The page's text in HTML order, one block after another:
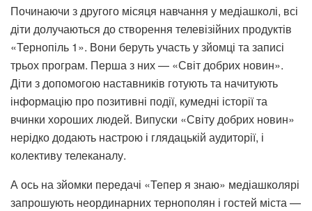
Починаючи з другого місяця навчання у медіашколі, всі
діти долучаються до створення телевізійних продуктів
«Тернопіль 1». Вони беруть участь у зйомці та записі
трьох програм. Перша з них — «Світ добрих новин».
Діти з допомогою наставників готують та начитують
інформацію про позитивні події, кумедні історії та
вчинки хороших людей. Випуски «Світу добрих новин»
нерідко додають настрою і глядацькій аудиторії, і
колективу телеканалу.
А ось на зйомки передачі «Тепер я знаю» медіашколярі
запрошують неординарних тернополян і гостей міста —